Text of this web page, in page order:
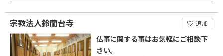
宗教法人鈴蘭台寺 追加
仏事に関する事はお気軽にご相談下
さい。